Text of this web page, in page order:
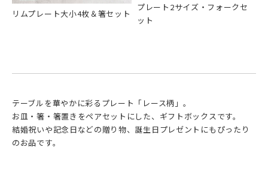
リムプレート大小4枚＆箸セット
プレート2サイズ・フォークセ
ット
テーブルを華やかに彩るプレート「レース柄」。
お皿・箸・箸置きをペアセットにした、ギフトボックスです。
結婚祝いや記念日などの贈り物、誕生日プレゼントにもぴったり
のお品です。